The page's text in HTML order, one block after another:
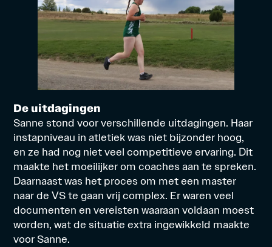
De uitdagingen
Sanne stond voor verschillende uitdagingen. Haar
instapniveau in atletiek was niet bijzonder hoog,
en ze had nog niet veel competitieve ervaring. Dit
maakte het moeilijker omcoachesaan te spreken.
Daarnaast was het procesom met een master
naar de VS te gaan vrij complex. Er waren veel
documenten en vereisten waaraan voldaan moest
worden, wat de situatie extra ingewikkeld maakte
voor Sanne.